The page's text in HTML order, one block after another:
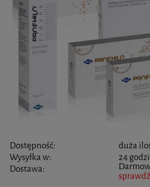
Dostępność:
duża
Wysyłka w:
24
Dostawa:
Cena nie zawiera ewentualnych kosztów płatności